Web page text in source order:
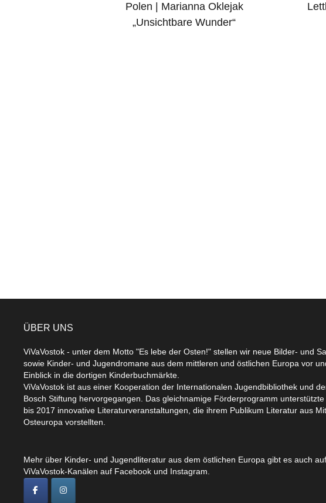
navigation
Polen | Marianna Oklejak
„Unsichtbare Wunder“
ÜBER UNS
ViVaVostok - unter dem Motto "Es lebe der Osten!" stellen wir neue Bilder- und
sowie Kinder- und Jugendromane aus dem mittleren und östlichen Europa vor
Einblick in die dortigen Kinderbuchmärkte.
ViVaVostok ist aus einer Kooperation der Internationalen Jugendbibliothek und
Bosch Stiftung hervorgegangen. Das gleichnamige Förderprogramm
bis 2017 innovative Literaturveranstaltungen, die ihrem Publikum Literatur aus
Osteuropa vorstellten.
Mehr über Kinder- und Jugendliteratur aus dem östlichen Europa gibt es auch
ViVaVostok-Kanälen auf Facebook und Instagram.